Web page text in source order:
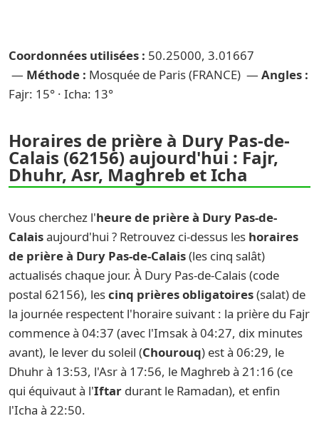
Coordonnées utilisées : 50.25000, 3.01667
— Méthode : Mosquée de Paris (FRANCE) — Angles :
Fajr: 15° · Icha: 13°
Horaires de prière à Dury Pas-de-
Calais (62156) aujourd'hui : Fajr,
Dhuhr, Asr, Maghreb et Icha
Vous cherchez l'heure de prière à Dury Pas-de-
Calaisaujourd'hui ? Retrouvez ci-dessus les horaires
de prière à Dury Pas-de-Calais(les cinq salât)
actualisés chaque jour. À Dury Pas-de-Calais (code
postal 62156), lescinq prières obligatoires(salat) de
la journée respectent l'horaire suivant : la prière du Fajr
commence à 04:37 (avec l'Imsak à 04:27, dix minutes
avant), le lever du soleil (Chourouq) est à 06:29, le
Dhuhr à 13:53, l'Asr à 17:56, le Maghreb à 21:16 (ce
qui équivaut à l'Iftar durant le Ramadan), et enfin
l'Icha à 22:50.